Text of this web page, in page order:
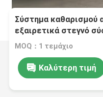
Σύστημα καθαρισμού
εξαιρετικά στεγνό
εγκατάσταση βαθμού
MOQ：1 τεμάχιο
Καλύτερη τιμή